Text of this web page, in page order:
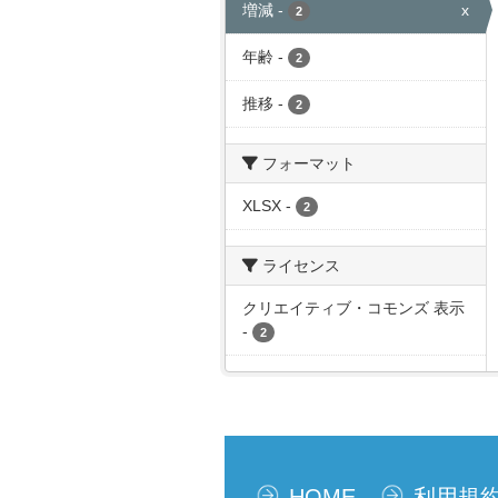
増減 - 2 x
年齢 - 2
推移 - 2
フォーマット
XLSX - 2
ライセンス
クリエイティブ・コモンズ 表示
-
2